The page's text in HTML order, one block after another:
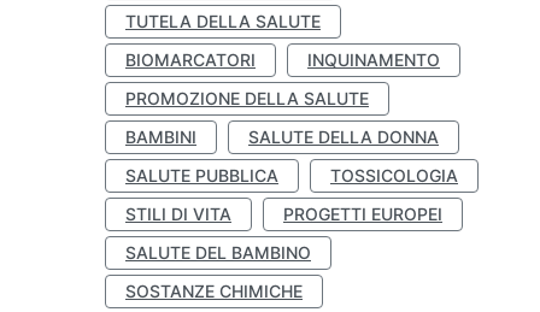
TUTELA DELLA SALUTE
BIOMARCATORI
INQUINAMENTO
PROMOZIONE DELLA SALUTE
BAMBINI
SALUTE DELLA DONNA
SALUTE PUBBLICA
TOSSICOLOGIA
STILI DI VITA
PROGETTI EUROPEI
SALUTE DEL BAMBINO
SOSTANZE CHIMICHE